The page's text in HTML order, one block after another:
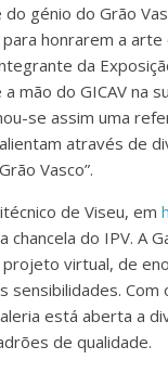
génio do Grão
honrarem a
da
mão do GICAV na
se assim uma
através de
Vasco”.
de Viseu, em
do IPV. A
virtual, de
sensibilidades.
está aberta a
de qualidade.